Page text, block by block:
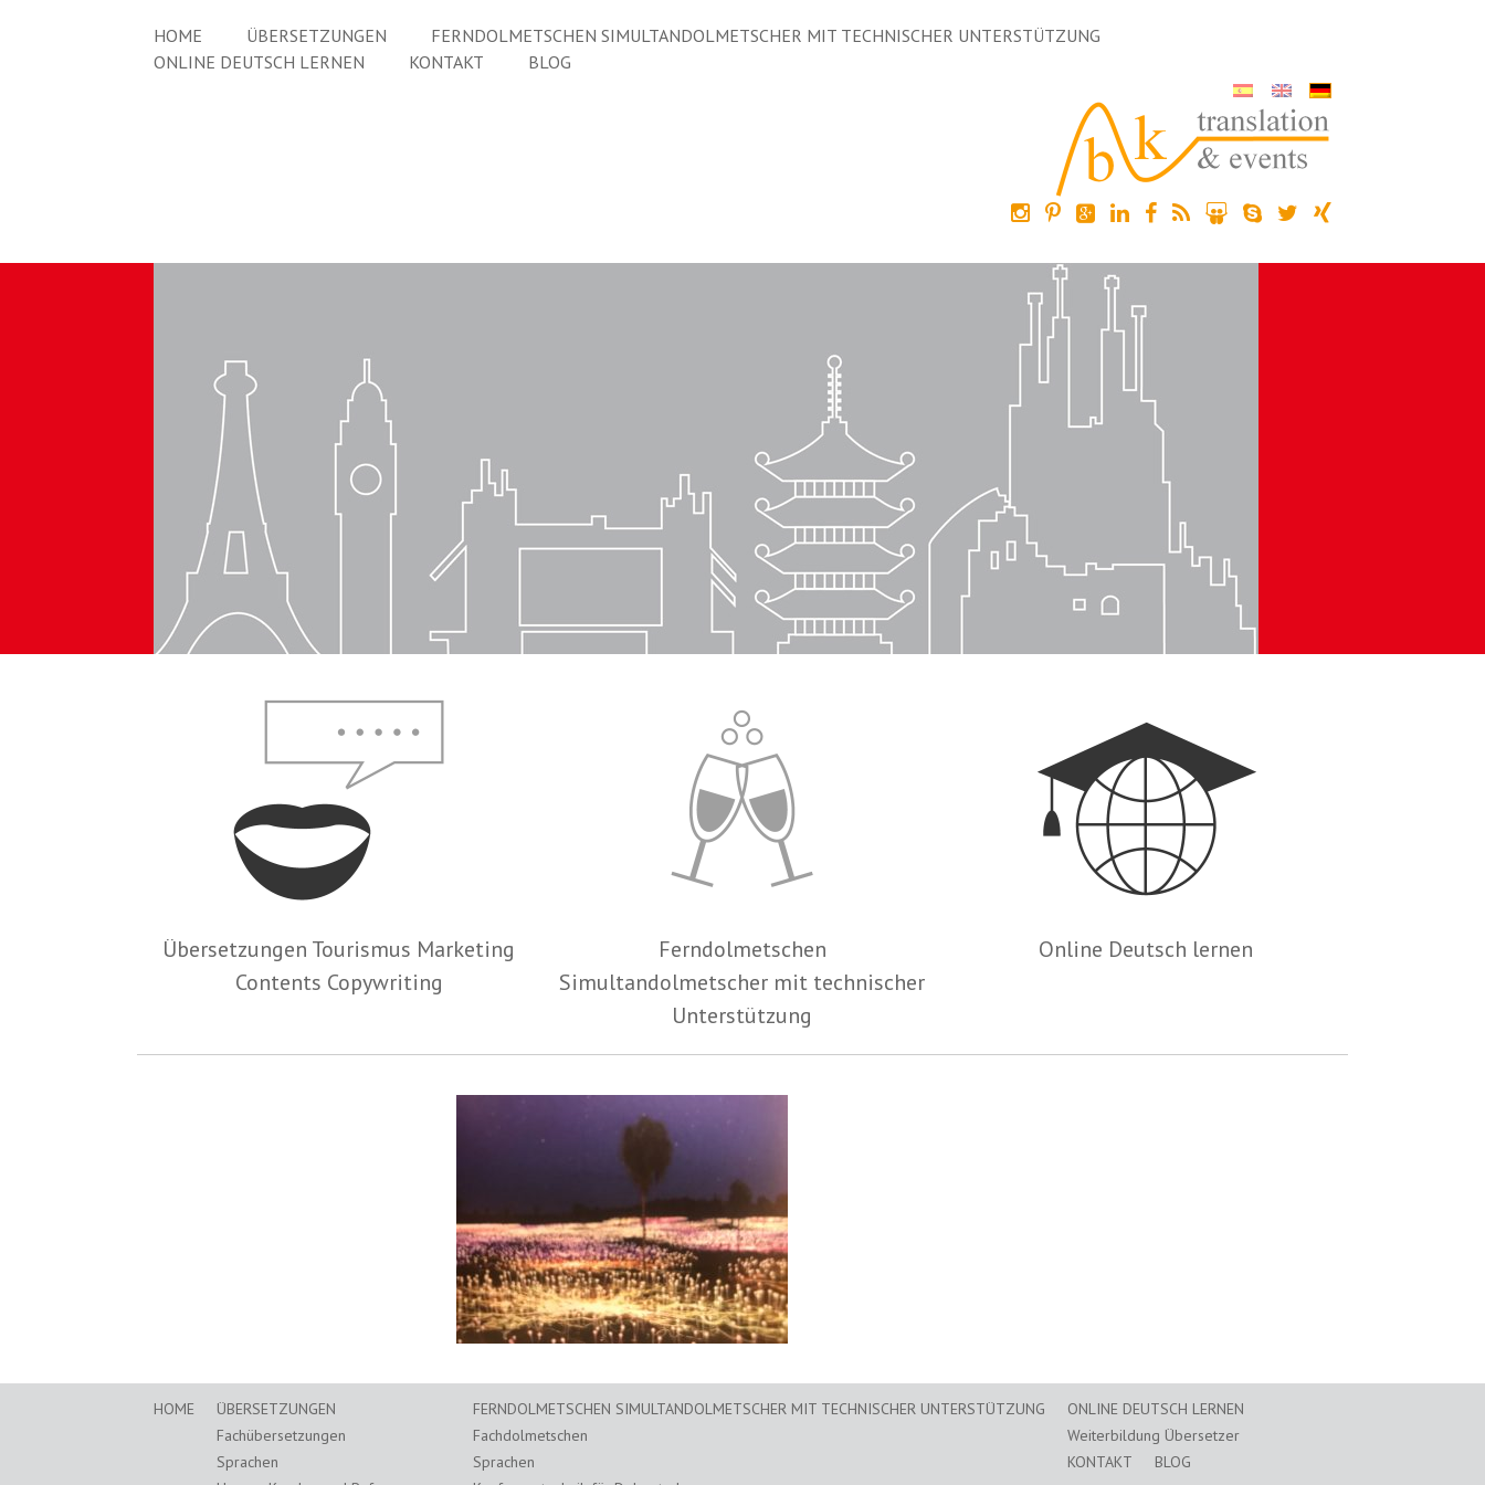
HOME ÜBERSETZUNGEN
FERNDOLMETSCHEN SIMULTANDOLMETSCHER MIT TECHNISCHER UNTERSTÜTZUNG
ONLINE DEUTSCH LERNEN
KONTAKT BLOG
Übersetzungen Tourismus Marketing
Contents Copywriting
Ferndolmetschen
Simultandolmetscher mit technischer
Unterstützung
Online Deutsch lernen
HOME
ÜBERSETZUNGEN
Fachübersetzungen
Sprachen
FERNDOLMETSCHEN SIMULTANDOLMETSCHER MIT TECHNISCHER UNTERSTÜTZUNG
Fachdolmetschen
Sprachen
ONLINE DEUTSCH LERNEN
Weiterbildung Übersetzer
KONTAKT
BLOG